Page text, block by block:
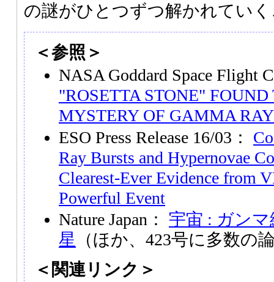
の謎がひとつずつ解かれてい
＜参照＞
NASA Goddard Space Flight
"ROSETTA STONE"
MYSTERY OF GAMMA
ESO Press Release 16/03：
Ray Bursts and Hypernovae
Clearest-Ever Evidence from
Powerful Event
Nature Japan： 宇宙 : ガン
星 （ほか、423号に多数の
＜関連リンク＞